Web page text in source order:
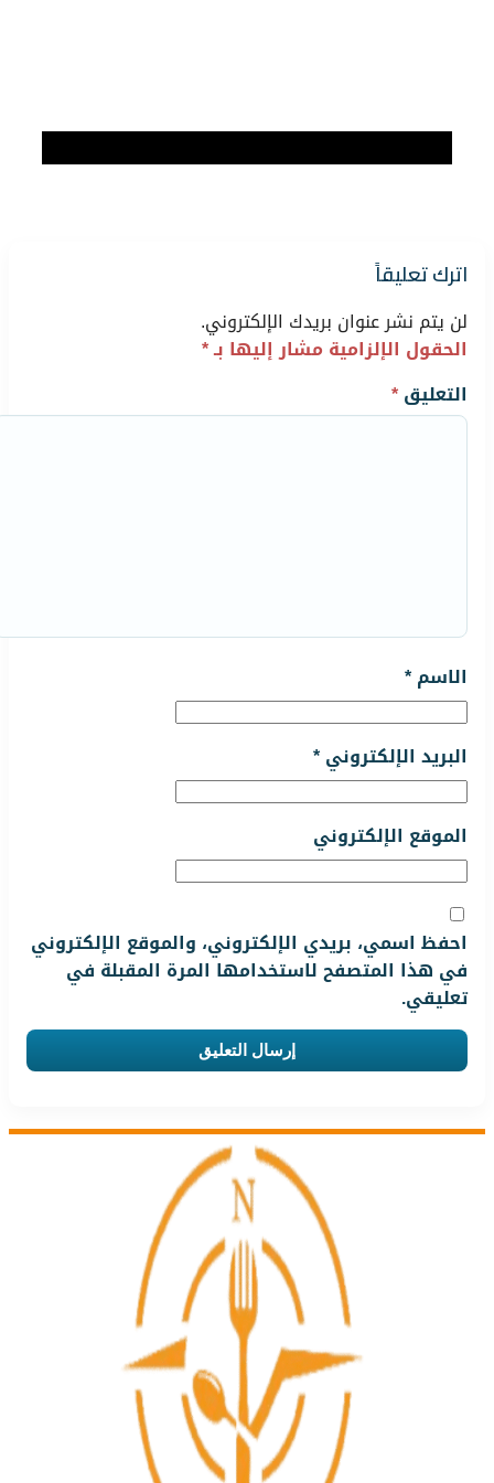
اترك تعليقاً
لن يتم نشر عنوان بريدك الإلكتروني.
الحقول الإلزامية مشار إليها بـ*
التعليق*
الاسم*
البريد الإلكتروني*
الموقع الإلكتروني
احفظ اسمي، بريدي الإلكتروني، والموقع الإلكتروني
في هذا المتصفح لاستخدامها المرة المقبلة في
تعليقي.